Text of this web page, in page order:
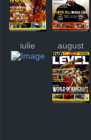
iulie august